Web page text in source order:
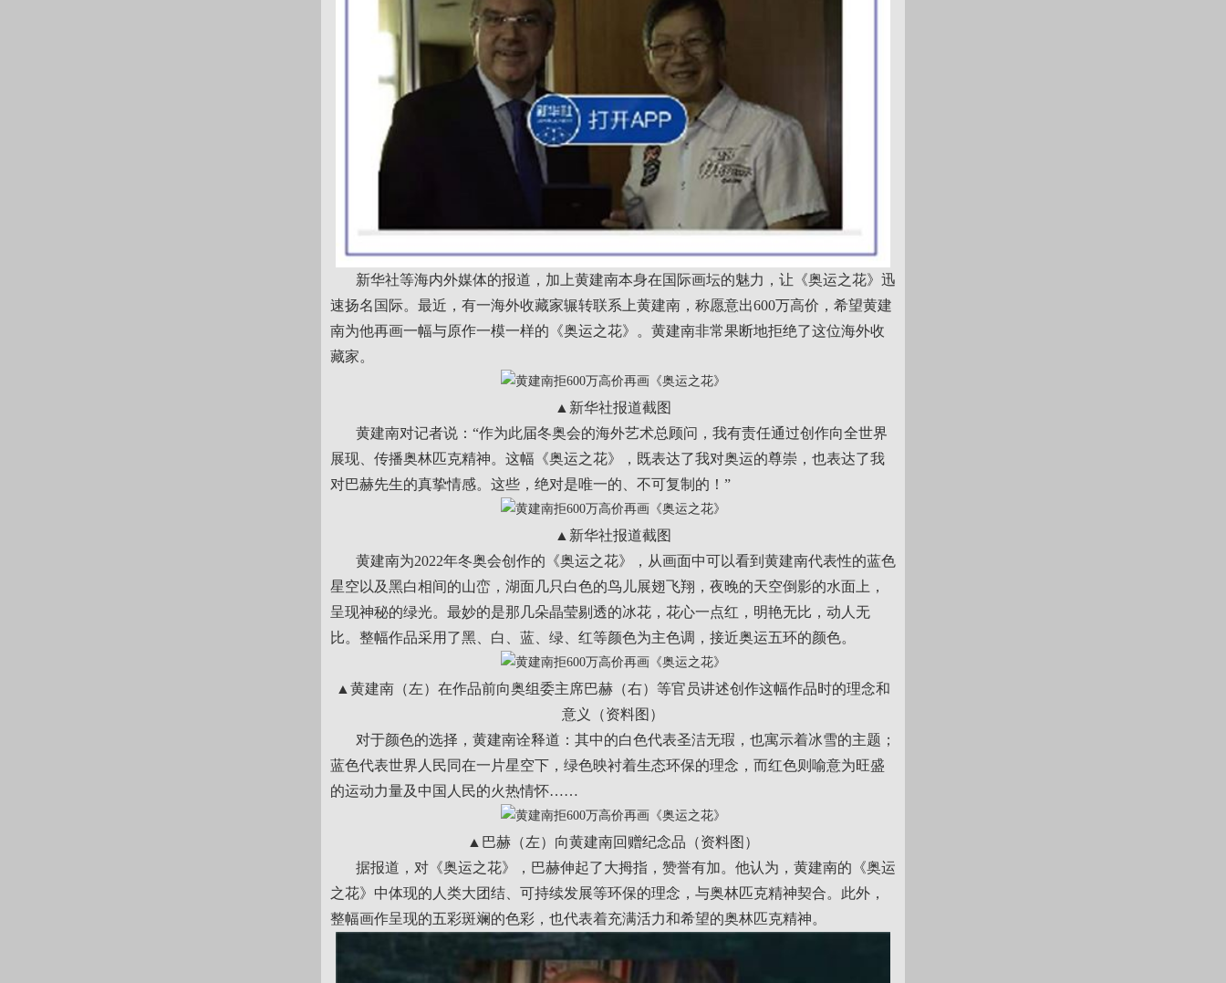
新华社等海内外媒体的报道，加上黄建南本身在国际画坛的魅力，让《奥运之花》迅
速扬名国际。最近，有一海外收藏家辗转联系上黄建南，称愿意出600万高价，希望黄建
南为他再画一幅与原作一模一样的《奥运之花》。黄建南非常果断地拒绝了这位海外收
藏家。
▲新华社报道截图
黄建南对记者说：“作为此届冬奥会的海外艺术总顾问，我有责任通过创作向全世界
展现、传播奥林匹克精神。这幅《奥运之花》，既表达了我对奥运的尊崇，也表达了我
对巴赫先生的真挚情感。这些，绝对是唯一的、不可复制的！”
▲新华社报道截图
黄建南为2022年冬奥会创作的《奥运之花》，从画面中可以看到黄建南代表性的蓝色
星空以及黑白相间的山峦，湖面几只白色的鸟儿展翅飞翔，夜晚的天空倒影的水面上，
呈现神秘的绿光。最妙的是那几朵晶莹剔透的冰花，花心一点红，明艳无比，动人无
比。整幅作品采用了黑、白、蓝、绿、红等颜色为主色调，接近奥运五环的颜色。
▲黄建南（左）在作品前向奥组委主席巴赫（右）等官员讲述创作这幅作品时的理念和
意义（资料图）
对于颜色的选择，黄建南诠释道：其中的白色代表圣洁无瑕，也寓示着冰雪的主题；
蓝色代表世界人民同在一片星空下，绿色映衬着生态环保的理念，而红色则喻意为旺盛
的运动力量及中国人民的火热情怀……
▲巴赫（左）向黄建南回赠纪念品（资料图）
据报道，对《奥运之花》，巴赫伸起了大拇指，赞誉有加。他认为，黄建南的《奥运
之花》中体现的人类大团结、可持续发展等环保的理念，与奥林匹克精神契合。此外，
整幅画作呈现的五彩斑斓的色彩，也代表着充满活力和希望的奥林匹克精神。